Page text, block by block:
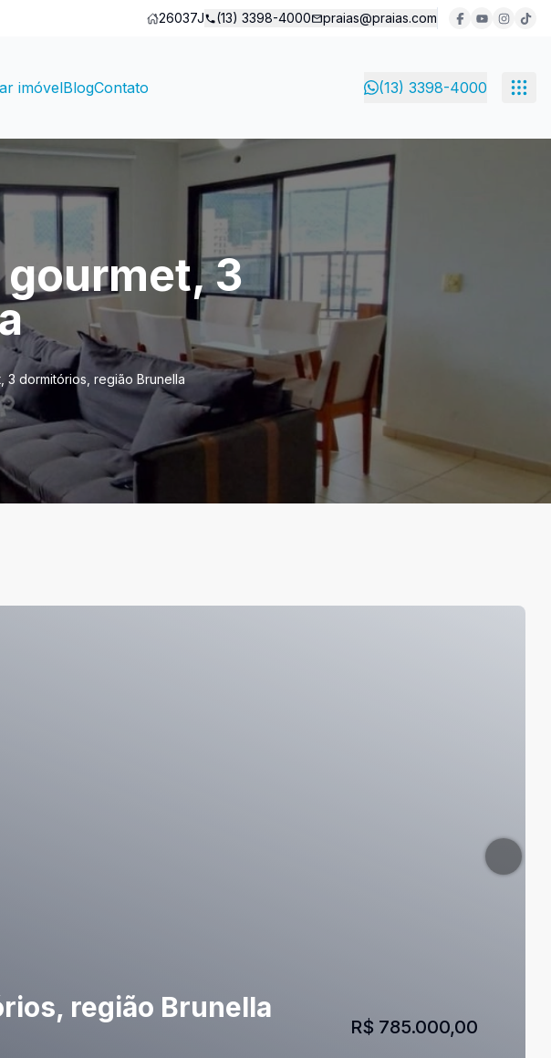
26037J (13) 3398-4000 praias@praias.com
imóvelBlogContato (13) 3398-4000
3
3 dormitórios, região Brunella
região Brunella
R$ 785.000,00